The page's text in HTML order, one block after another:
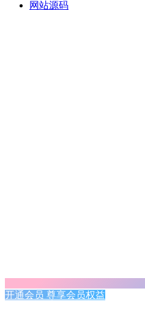
网站源码
开通会员 尊享会员权益